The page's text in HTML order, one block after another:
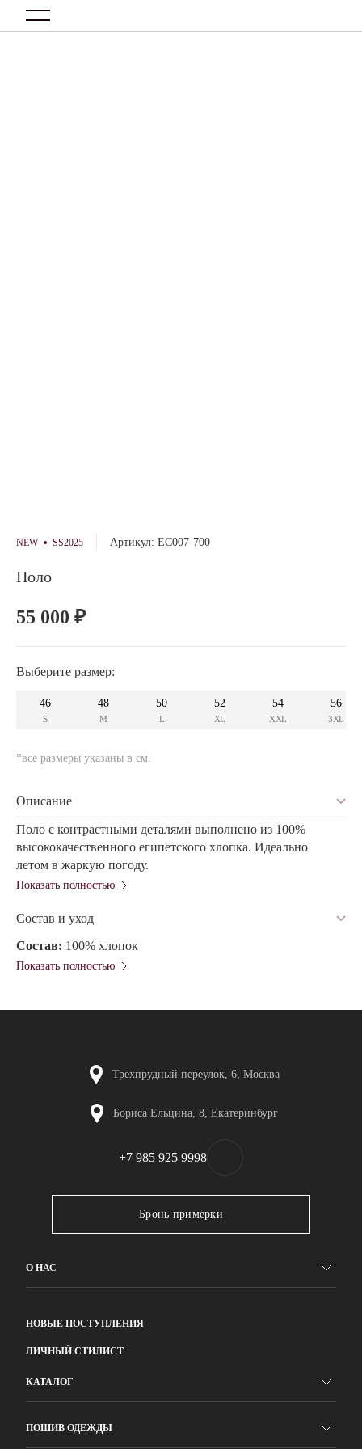
NEW SS2025 Артикул: EC007-700
Поло
55 000 ₽
Выберите размер:
46
S
48
M
50
L
52
XL
54
XXL
56
3XL
*все размеры указаны в см.
Описание
Поло с контрастными деталями выполнено из 100%
высококачественного египетского хлопка. Идеально
летом в жаркую погоду.
Показать полностью
Состав и уход
Состав: 100% хлопок
Показать полностью
Бронь примерки
Трехпрудный переулок, 6, Москва
Бориса Ельцина, 8, Екатеринбург
+7 985 925 9998
О НАС
НОВЫЕ ПОСТУПЛЕНИЯ
ЛИЧНЫЙ СТИЛИСТ
КАТАЛОГ
ПОШИВ ОДЕЖДЫ